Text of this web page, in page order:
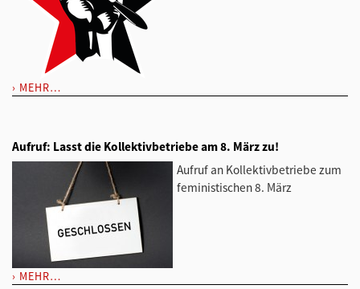
MEHR…
Aufruf: Lasst die Kollektivbetriebe am 8. März zu!
Aufruf an Kollektivbetriebe zum
feministischen 8. März
MEHR…